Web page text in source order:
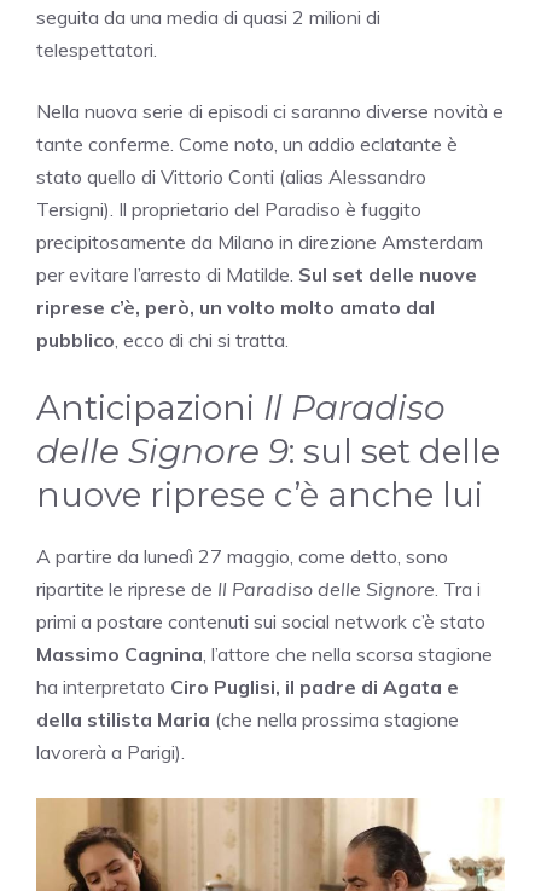
seguita da una media di quasi 2 milioni di
telespettatori.
Nella nuova serie di episodi ci saranno diverse novità e
tante conferme. Come noto, un addio eclatante è
stato quello di Vittorio Conti (alias Alessandro
Tersigni). Il proprietario del Paradiso è fuggito
precipitosamente da Milano in direzione Amsterdam
per evitare l’arresto di Matilde. Sul set delle nuove
riprese c’è, però, un volto molto amato dal
pubblico , ecco di chi si tratta.
Anticipazioni Il Paradiso
delle Signore 9: sul set delle
nuove riprese c’è anche lui
A partire da lunedì 27 maggio, come detto, sono
ripartite le riprese de Il Paradiso delle Signore . Tra i
primi a postare contenuti sui social network c’è stato
Massimo Cagnina , l’attore che nella scorsa stagione
ha interpretato Ciro Puglisi, il padre di Agata e
della stilista Maria (che nella prossima stagione
lavorerà a Parigi).